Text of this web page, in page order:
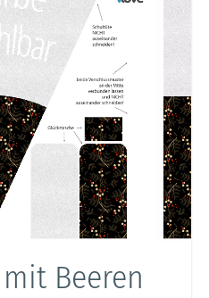
mit Beeren